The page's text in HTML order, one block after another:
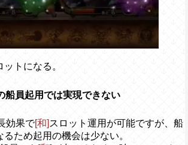
トになる。
船員起用では実現できない
効果で[和] スロット運用が可能ですが、船
るため起用の機会は少ない。